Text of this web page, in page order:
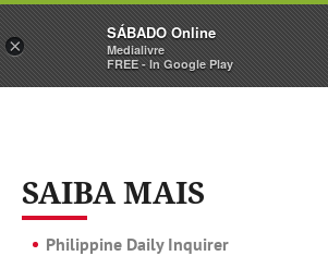
Sábado Assine
SAIBA MAIS
Philippine Daily Inquirer
×
SÁBADO Online
Medialivre
FREE - In Google Play